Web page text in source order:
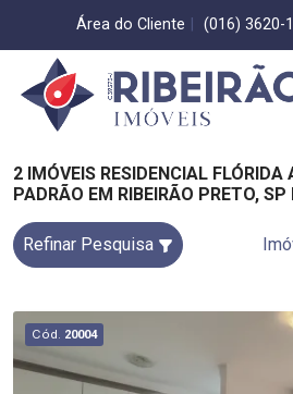
Área do Cliente (016) 3620-
2 IMÓVEIS RESIDENCIAL
PADRÃO EM RIBEIRÃO PRETO,
Refinar Pesquisa
Cód. 20004